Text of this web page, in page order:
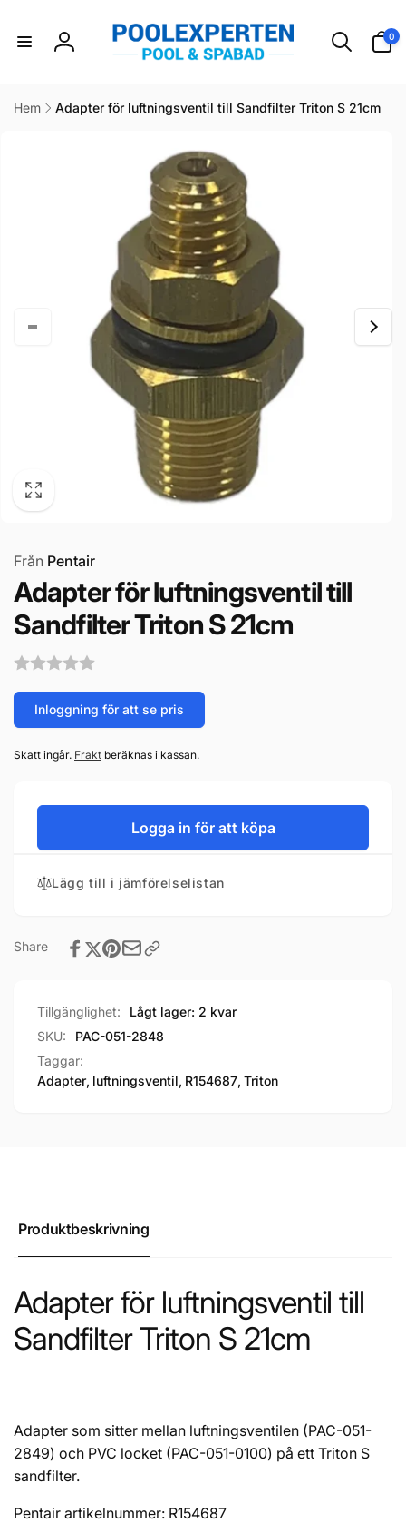
innehåll
Logga
0
artiklar
Hem
Adapter för luftningsventil till Sandfilter Triton S 21cm
Från Pentair
Adapter för luftningsventil till
Sandfilter Triton S 21cm
Inloggning för att se pris
Skatt ingår. Frakt beräknas i kassan.
Logga in för att köpa
Lägg till i jämförelselistan
Share
Tillgänglighet:
Lågt lager: 2 kvar
SKU:
PAC-051-2848
Taggar:
Adapter, luftningsventil, R154687, Triton
Produktbeskrivning
Adapter för luftningsventil till
Sandfilter Triton S 21cm
Adapter som sitter mellan luftningsventilen (PAC-051-
2849) och PVC locket (PAC-051-0100) på ett Triton S
sandfilter.
Pentair artikelnummer: R154687